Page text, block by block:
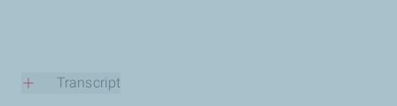
Transcript